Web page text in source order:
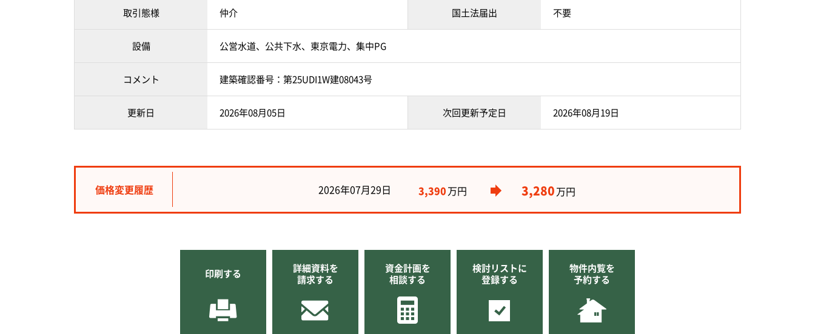
取引態様 仲介 国土法届出 不要
設備 公営水道、公共下水、東京電力、集中PG
コメント 建築確認番号：第25UDI1W建08043号
更新日 2026年08月05日 次回更新予定日 2026年08月19日
価格変更履歴 2026年07月29日 3,390万円 3,280万円
印刷する
詳細資料を
請求する
資金計画を
相談する
検討リストに
登録する
物件内覧を
予約する